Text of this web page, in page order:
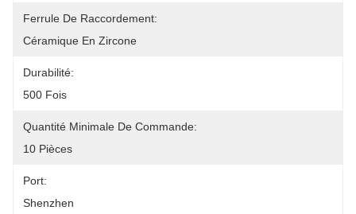
Ferrule De Raccordement:
Céramique En Zircone
Durabilité:
500 Fois
Quantité Minimale De Commande:
10 Pièces
Port:
Shenzhen